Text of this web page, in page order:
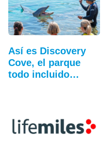
Así es Discovery
Cove, el parque
todo incluido